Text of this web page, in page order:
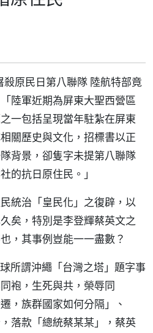
殺原民日第八聯隊 陸航特部竟
陸軍近期為屏東大聖西營區
一包括呈現當年駐紮在屏東
關歷史與文化，招標書以正
背景，卻隻字未提第八聯隊
的抗日原住民。」
統治「皇民化」之復辟，以
矣，特別是李登輝蔡英文之
，其事例豈能一一盡數？
所謂沖繩「台灣之塔」題字事
袍，生死與共，榮辱同
，族群國家如何分隔」、
落款「總統蔡某某」，蔡英